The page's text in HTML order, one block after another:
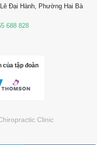
Đại Hành, Phường Hai Bà
688 828
của tập đoàn
Clinic